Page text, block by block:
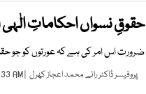
حقوقِ نسواں احکاماتِ
ضرورت اس امر کی ہے کہ عورتوں کو جو
پروفیسر ڈاکٹر رائے محمد اعجاز کھرل | MAY 20, 2016 11:33 AM |